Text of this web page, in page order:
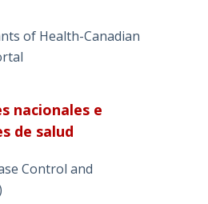
of Health-Canadian
nacionales e
de salud
Control and